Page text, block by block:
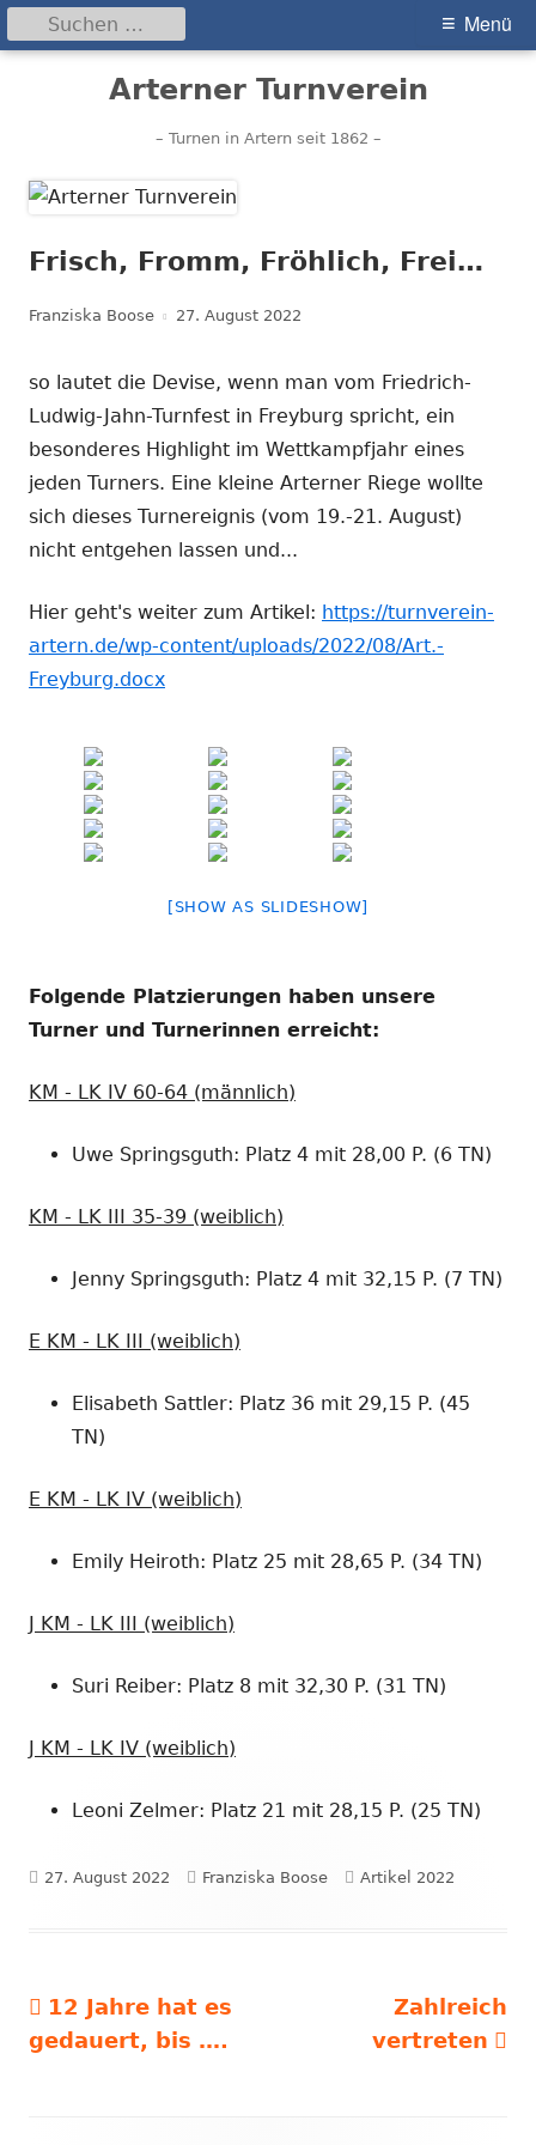
Arterner Turnverein
– Turnen in Artern seit 1862 –
Primäres
Menü
Suchen
nach:
Frisch, Fromm, Fröhlich, Frei…
Autor
Franziska Boose Veröffentlicht
27. August 2022
so lautet die Devise, wenn man vom Friedrich-
Ludwig-Jahn-Turnfest in Freyburg spricht, ein
besonderes Highlight im Wettkampfjahr eines
jeden Turners. Eine kleine Arterner Riege wollte
sich dieses Turnereignis (vom 19.-21. August)
nicht entgehen lassen und...
Hier geht's weiter zum Artikel: https://turnverein-
artern.de/wp-content/uploads/2022/08/Art.-
Freyburg.docx
[SHOW AS SLIDESHOW]
Folgende Platzierungen haben unsere
Turner und Turnerinnen erreicht:
KM - LK IV 60-64 (männlich)
Uwe Springsguth: Platz 4 mit 28,00 P. (6 TN)
KM - LK III 35-39 (weiblich)
Jenny Springsguth: Platz 4 mit 32,15 P. (7 TN)
E KM - LK III (weiblich)
Elisabeth Sattler: Platz 36 mit 29,15 P. (45
TN)
E KM - LK IV (weiblich)
Emily Heiroth: Platz 25 mit 28,65 P. (34 TN)
J KM - LK III (weiblich)
Suri Reiber: Platz 8 mit 32,30 P. (31 TN)
J KM - LK IV (weiblich)
Leoni Zelmer: Platz 21 mit 28,15 P. (25 TN)
Veröffentlicht
27. August 2022 Autor
Franziska Boose Kategorien
Artikel 2022
Beitragsnavigation
Vorheriger
Beitrag:
12 Jahre hat es
gedauert, bis ….
Nächster
Beitrag
Zahlreich
vertreten